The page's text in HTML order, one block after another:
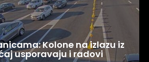
Kolone na izlazu iz
usporavaju i radovi